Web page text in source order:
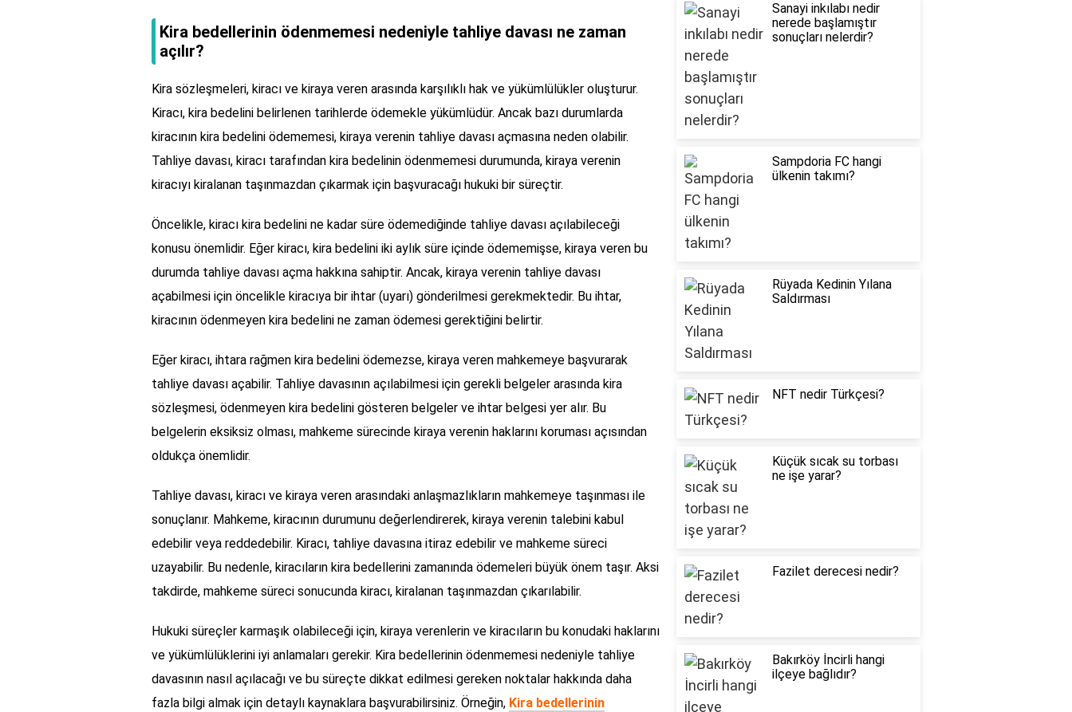
Kira bedellerinin ödenmemesi nedeniyle tahliye davası ne zaman
açılır?
Kira sözleşmeleri, kiracı ve kiraya veren arasında karşılıklı hak ve yükümlülükler oluşturur.
Kiracı, kira bedelini belirlenen tarihlerde ödemekle yükümlüdür. Ancak bazı durumlarda
kiracının kira bedelini ödememesi, kiraya verenin tahliye davası açmasına neden olabilir.
Tahliye davası, kiracı tarafından kira bedelinin ödenmemesi durumunda, kiraya verenin
kiracıyı kiralanan taşınmazdan çıkarmak için başvuracağı hukuki bir süreçtir.
Öncelikle, kiracı kira bedelini ne kadar süre ödemediğinde tahliye davası açılabileceği
konusu önemlidir. Eğer kiracı, kira bedelini iki aylık süre içinde ödememişse, kiraya veren bu
durumda tahliye davası açma hakkına sahiptir. Ancak, kiraya verenin tahliye davası
açabilmesi için öncelikle kiracıya bir ihtar (uyarı) gönderilmesi gerekmektedir. Bu ihtar,
kiracının ödenmeyen kira bedelini ne zaman ödemesi gerektiğini belirtir.
Eğer kiracı, ihtara rağmen kira bedelini ödemezse, kiraya veren mahkemeye başvurarak
tahliye davası açabilir. Tahliye davasının açılabilmesi için gerekli belgeler arasında kira
sözleşmesi, ödenmeyen kira bedelini gösteren belgeler ve ihtar belgesi yer alır. Bu
belgelerin eksiksiz olması, mahkeme sürecinde kiraya verenin haklarını koruması açısından
oldukça önemlidir.
Tahliye davası, kiracı ve kiraya veren arasındaki anlaşmazlıkların mahkemeye taşınması ile
sonuçlanır. Mahkeme, kiracının durumunu değerlendirerek, kiraya verenin talebini kabul
edebilir veya reddedebilir. Kiracı, tahliye davasına itiraz edebilir ve mahkeme süreci
uzayabilir. Bu nedenle, kiracıların kira bedellerini zamanında ödemeleri büyük önem taşır. Aksi
takdirde, mahkeme süreci sonucunda kiracı, kiralanan taşınmazdan çıkarılabilir.
Hukuki süreçler karmaşık olabileceği için, kiraya verenlerin ve kiracıların bu konudaki haklarını
ve yükümlülüklerini iyi anlamaları gerekir. Kira bedellerinin ödenmemesi nedeniyle tahliye
davasının nasıl açılacağı ve bu süreçte dikkat edilmesi gereken noktalar hakkında daha
fazla bilgi almak için detaylı kaynaklara başvurabilirsiniz. Örneğin, Kira bedellerinin
Sanayi inkılabı nedir
nerede başlamıştır
sonuçları nelerdir?
Sampdoria FC hangi
ülkenin takımı?
Rüyada Kedinin Yılana
Saldırması
NFT nedir Türkçesi?
Küçük sıcak su torbası
ne işe yarar?
Fazilet derecesi nedir?
Bakırköy İncirli hangi
ilçeye bağlıdır?